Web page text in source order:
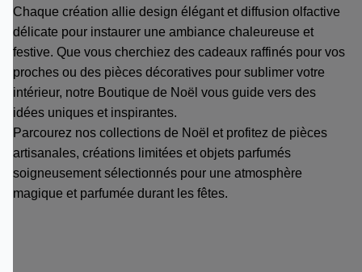
Chaque création allie design élégant et diffusion olfactive
délicate pour instaurer une ambiance chaleureuse et
festive. Que vous cherchiez des cadeaux raffinés pour vos
proches ou des pièces décoratives pour sublimer votre
intérieur, notre Boutique de Noël vous guide vers des
idées uniques et inspirantes.
Parcourez nos collections de Noël et profitez de pièces
artisanales, créations limitées et objets parfumés
soigneusement sélectionnés pour une atmosphère
magique et parfumée durant les fêtes.